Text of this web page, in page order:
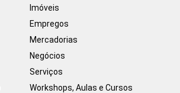
Imóveis
Empregos
Mercadorias
Negócios
Serviços
Workshops, Aulas e Cursos